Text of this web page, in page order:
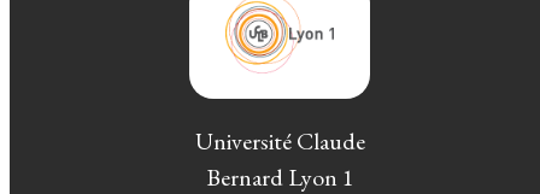
Université Claude
Bernard Lyon 1